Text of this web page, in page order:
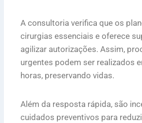
A consultoria verifica que os
cirurgias essenciais e oferece
agilizar autorizações. Assim,
urgentes podem ser realizados
horas, preservando vidas.
Além da resposta rápida, são
cuidados preventivos para